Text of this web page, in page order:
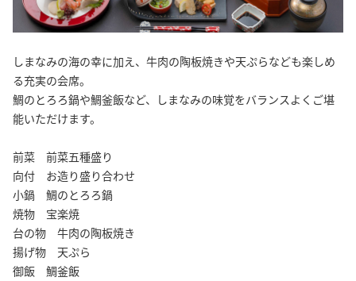
しまなみの海の幸に加え、牛肉の陶板焼きや天ぷらなども楽しめ
る充実の会席。
鯛のとろろ鍋や鯛釜飯など、しまなみの味覚をバランスよくご堪
能いただけます。
前菜 前菜五種盛り
向付 お造り盛り合わせ
小鍋 鯛のとろろ鍋
焼物 宝楽焼
台の物 牛肉の陶板焼き
揚げ物 天ぷら
御飯 鯛釜飯